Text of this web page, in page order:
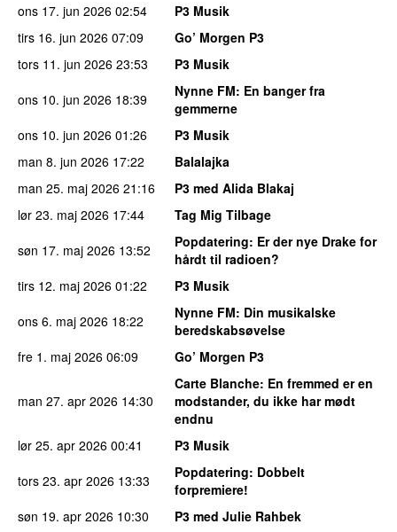
ons 17. jun 2026 02:54
P3 Musik
tirs 16. jun 2026 07:09
Go’ Morgen P3
tors 11. jun 2026 23:53
P3 Musik
ons 10. jun 2026 18:39 Nynne FM: En banger fra
gemmerne
ons 10. jun 2026 01:26
P3 Musik
man 8. jun 2026 17:22
Balalajka
man 25. maj 2026 21:16
P3 med Alida Blakaj
lør 23. maj 2026 17:44
Tag Mig Tilbage
søn 17. maj 2026 13:52 Popdatering: Er der nye Drake for
hårdt til radioen?
tirs 12. maj 2026 01:22
P3 Musik
ons 6. maj 2026 18:22 Nynne FM: Din musikalske
beredskabsøvelse
fre 1. maj 2026 06:09 Go’ Morgen P3
man 27. apr 2026 14:30
Carte Blanche: En fremmed er en
modstander, du ikke har mødt
endnu
lør 25. apr 2026 00:41
P3 Musik
tors 23. apr 2026 13:33 Popdatering: Dobbelt
forpremiere!
søn 19. apr 2026 10:30
P3 med Julie Rahbek